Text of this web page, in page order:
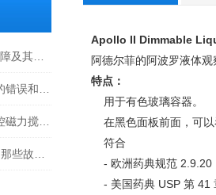
Apollo II Dimmable
阿德尔菲的阿波罗液体
特点：
用于有色玻璃容器。
在黑色面板前面，可
符合
- 欧洲药典规范 2.9.20
- 美国药典 USP 第 41